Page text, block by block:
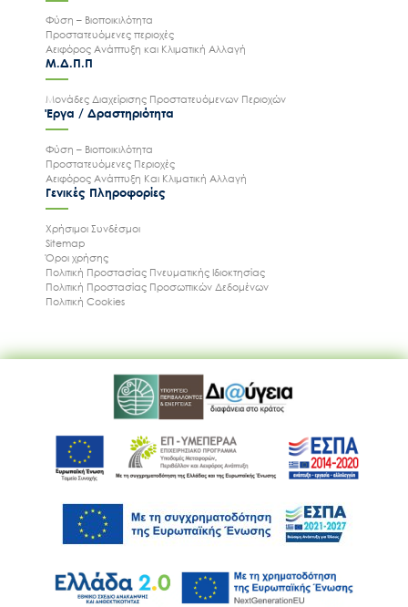
Φύση – Βιοποικιλότητα
Προστατευόμενες περιοχές
Αειφόρος Ανάπτυξη και Κλιματική Αλλαγή
Μ.Δ.Π.Π
Μονάδες Διαχείρισης Προστατευόμενων Περιοχών
Έργα / Δραστηριότητα
Φύση – Βιοποικιλότητα
Προστατευόμενες Περιοχές
Αειφόρος Ανάπτυξη Και Κλιματική Αλλαγή
Γενικές Πληροφορίες
Χρήσιμοι Συνδέσμοι
Sitemap
Όροι χρήσης
Πολιτική Προστασίας Πνευματικής Ιδιοκτησίας
Πολιτική Προστασίας Προσωπικών Δεδομένων
Πολιτική Cookies